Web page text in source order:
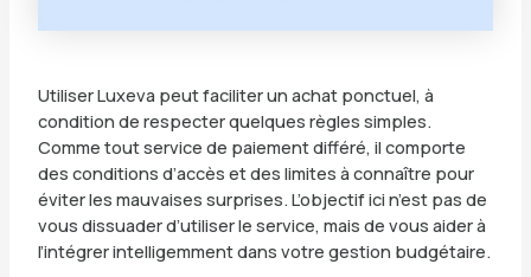
Utiliser Luxeva peut faciliter un achat ponctuel, à
condition de respecter quelques règles simples.
Comme tout service de paiement différé, il comporte
des conditions d’accès et des limites à connaître pour
éviter les mauvaises surprises. L’objectif ici n’est pas de
vous dissuader d’utiliser le service, mais de vous aider à
l’intégrer intelligemment dans votre gestion budgétaire.